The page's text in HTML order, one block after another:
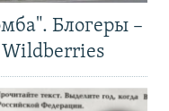
Блогеры –
Wildberries